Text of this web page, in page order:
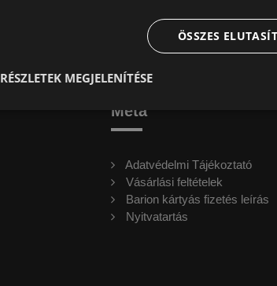
Meta
Adatvédelmi Tájékoztató
Vásárlási feltételek
Barion kártyás fizetés leírás
Nyitvatartás
ÖSSZES
RÉSZLETEK MEGJELENÍTÉSE